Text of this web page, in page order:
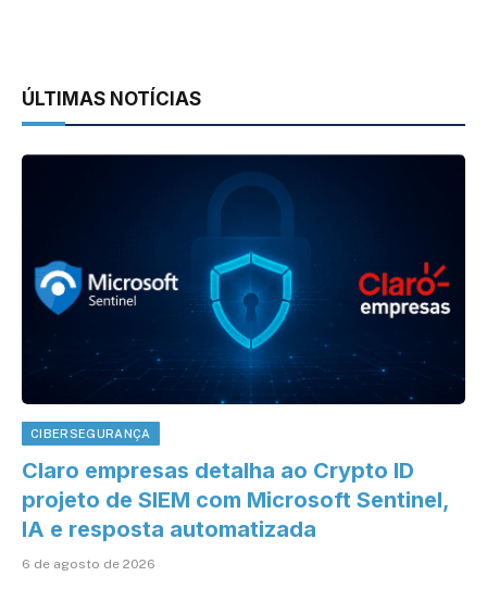
ÚLTIMAS NOTÍCIAS
CIBERSEGURANÇA
Claro empresas detalha ao Crypto ID
projeto de SIEM com Microsoft Sentinel,
IA e resposta automatizada
6 de agosto de 2026